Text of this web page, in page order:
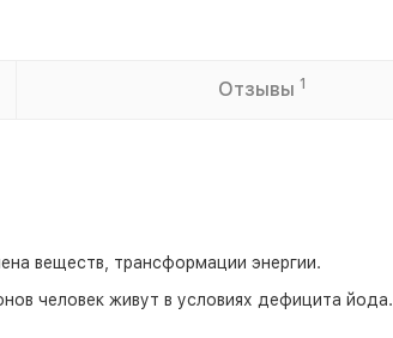
Отзывы 1
веществ, трансформации энергии.
человек живут в условиях дефицита йода.